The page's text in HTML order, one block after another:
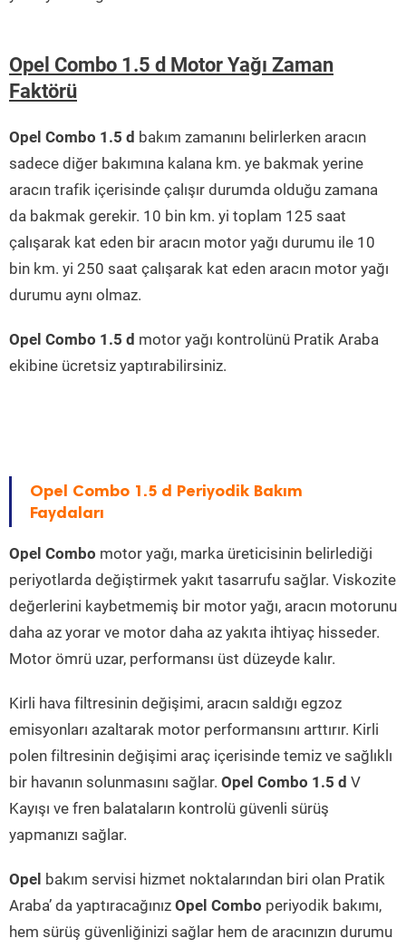
Opel Combo 1.5 d Motor Yağı Zaman
Faktörü
Opel Combo 1.5 d bakım zamanını belirlerken aracın
sadece diğer bakımına kalana km. ye bakmak yerine
aracın trafik içerisinde çalışır durumda olduğu zamana
da bakmak gerekir. 10 bin km. yi toplam 125 saat
çalışarak kat eden bir aracın motor yağı durumu ile 10
bin km. yi 250 saat çalışarak kat eden aracın motor yağı
durumu aynı olmaz.
Opel Combo 1.5 d motor yağı kontrolünü Pratik Araba
ekibine ücretsiz yaptırabilirsiniz.
Opel Combo 1.5 d Periyodik Bakım
Faydaları
Opel Combo motor yağı, marka üreticisinin belirlediği
periyotlarda değiştirmek yakıt tasarrufu sağlar. Viskozite
değerlerini kaybetmemiş bir motor yağı, aracın motorunu
daha az yorar ve motor daha az yakıta ihtiyaç hisseder.
Motor ömrü uzar, performansı üst düzeyde kalır.
Kirli hava filtresinin değişimi, aracın saldığı egzoz
emisyonları azaltarak motor performansını arttırır. Kirli
polen filtresinin değişimi araç içerisinde temiz ve sağlıklı
bir havanın solunmasını sağlar. Opel Combo 1.5 d V
Kayışı ve fren balataların kontrolü güvenli sürüş
yapmanızı sağlar.
Opel bakım servisi hizmet noktalarından biri olan Pratik
Araba’ da yaptıracağınız Opel Combo periyodik bakımı,
hem sürüş güvenliğinizi sağlar hem de aracınızın durumu